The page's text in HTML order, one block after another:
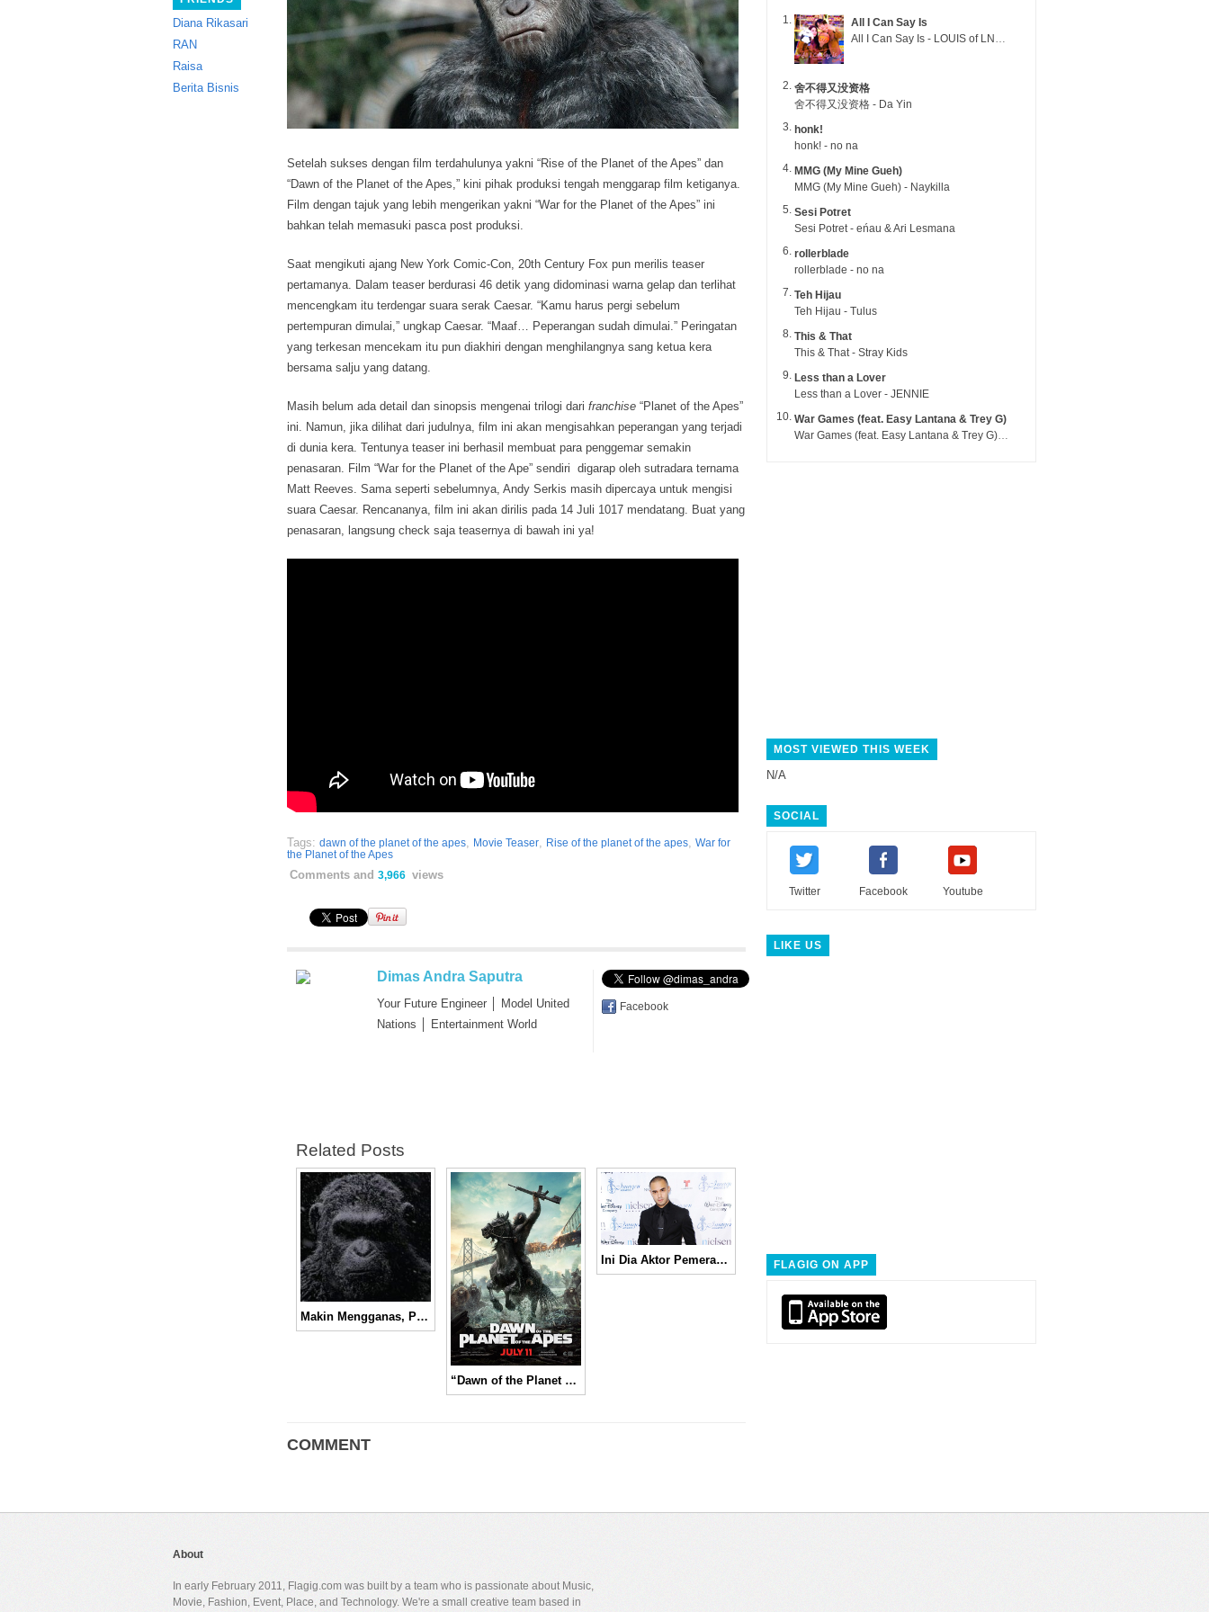
Diana Rikasari
RAN
Raisa
Berita Bisnis
Setelah sukses dengan film terdahulunya yakni “Rise of the Planet of the Apes” dan
“Dawn of the Planet of the Apes,” kini pihak produksi tengah menggarap film ketiganya.
Film dengan tajuk yang lebih mengerikan yakni “War for the Planet of the Apes” ini
bahkan telah memasuki pasca post produksi.
Saat mengikuti ajang New York Comic-Con, 20th Century Fox pun merilis teaser
pertamanya. Dalam teaser berdurasi 46 detik yang didominasi warna gelap dan terlihat
mencengkam itu terdengar suara serak Caesar. “Kamu harus pergi sebelum
pertempuran dimulai,” ungkap Caesar. “Maaf… Peperangan sudah dimulai.” Peringatan
yang terkesan mencekam itu pun diakhiri dengan menghilangnya sang ketua kera
bersama salju yang datang.
Masih belum ada detail dan sinopsis mengenai trilogi dari franchise “Planet of the Apes”
ini. Namun, jika dilihat dari judulnya, film ini akan mengisahkan peperangan yang terjadi
di dunia kera. Tentunya teaser ini berhasil membuat para penggemar semakin
penasaran. Film “War for the Planet of the Ape” sendiri digarap oleh sutradara ternama
Matt Reeves. Sama seperti sebelumnya, Andy Serkis masih dipercaya untuk mengisi
suara Caesar. Rencananya, film ini akan dirilis pada 14 Juli 1017 mendatang. Buat yang
penasaran, langsung check saja teasernya di bawah ini ya!
Tags: dawn of the planet of the apes, Movie Teaser, Rise of the planet of the apes, War for
the Planet of the Apes
Comments and 3,966 views
Dimas Andra Saputra
Your Future Engineer │ Model United
Nations │ Entertainment World
Facebook
Related Posts
Makin Mengganas, Pasukan Kera Siap Serang Kaum Manusia di “War for the Planet of the Apes” │ Movie Trailer
“Dawn of the Planet of the Apes” Perang Besar Antara Manusia Melawan Kera | Movie Review
Ini Dia Aktor Pemeran Utama Untuk Film “War of The Planet of The Apes”
COMMENT
All I Can Say Is
All I Can Say Is - LOUIS of LNGSHOT
舍不得又没资格
舍不得又没资格 - Da Yin
honk!
honk! - no na
MMG (My Mine Gueh)
MMG (My Mine Gueh) - Naykilla
Sesi Potret
Sesi Potret - eńau & Ari Lesmana
rollerblade
rollerblade - no na
Teh Hijau
Teh Hijau - Tulus
This & That
This & That - Stray Kids
Less than a Lover
Less than a Lover - JENNIE
War Games (feat. Easy Lantana & Trey G)
War Games (feat. Easy Lantana & Trey G) - Trub
MOST VIEWED THIS WEEK
N/A
SOCIAL
Twitter Facebook Youtube
LIKE US
FLAGIG ON APP
About
In early February 2011, Flagig.com was built by a team who is passionate about Music,
Movie, Fashion, Event, Place, and Technology. We're a small creative team based in